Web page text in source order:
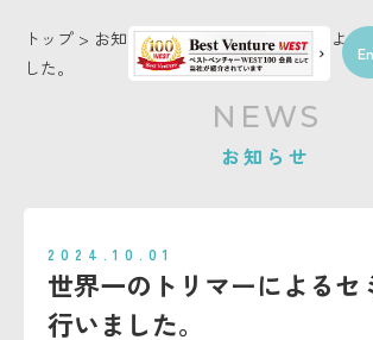
トップ > お知らせ>世界一のトリマーによる
した。
NEWS
お知らせ
2024.10.01
世界一のトリマーによるセ
行いました。